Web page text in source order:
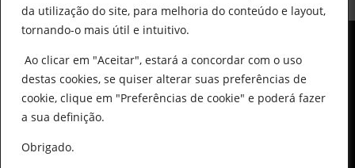
da utilização do site, para melhoria do conteúdo e layout,
tornando-o mais útil e intuitivo.
Ao clicar em "Aceitar", estará a concordar com o uso
destas cookies, se quiser alterar suas preferências de
cookie, clique em "Preferências de cookie" e poderá fazer
a sua definição.
Obrigado.
© All Copyright 2025 by Delarobia.pt